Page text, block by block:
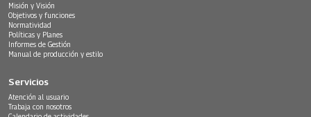
Misión y Visión
Objetivos y funciones
Normatividad
Políticas y Planes
Informes de Gestión
Manual de producción y estilo
Servicios
Atención al usuario
Trabaja con nosotros